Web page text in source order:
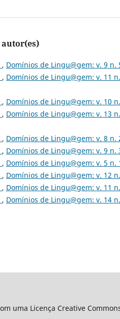
, Domínios de Lingu@gem: v. 9 n.
, Domínios de Lingu@gem: v. 11
, Domínios de Lingu@gem: v. 10
, Domínios de Lingu@gem: v. 13
, Domínios de Lingu@gem: v. 8 n.
, Domínios de Lingu@gem: v. 9
, Domínios de Lingu@gem: v. 5
, Domínios de Lingu@gem: v. 12
, Domínios de Lingu@gem: v. 11
, Domínios de Lingu@gem: v. 14
uma Licença Creative